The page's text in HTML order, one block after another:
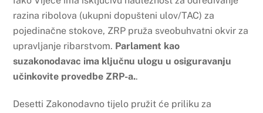
razina ribolova (ukupni dopušteni ulov/TAC) za
pojedinačne stokove, ZRP pruža sveobuhvatni okvir za
upravljanje ribarstvom. Parlament kao
suzakonodavac ima ključnu ulogu u osiguravanju
učinkovite provedbe ZRP-a..
Desetti Zakonodavno tijelo pružit će priliku za